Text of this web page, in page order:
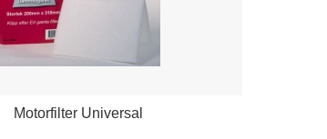
Motorfilter Universal